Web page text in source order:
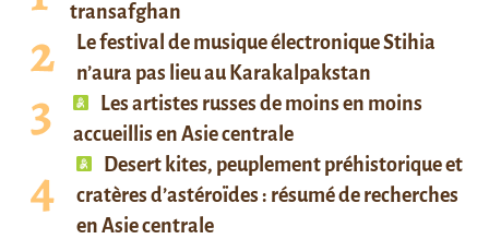
transafghan
Le festival de musique électronique Stihia
n’aura pas lieu au Karakalpakstan
Les artistes russes de moins en moins
accueillis en Asie centrale
Desert kites, peuplement préhistorique et
cratères d’astéroïdes : résumé de recherches
en Asie centrale